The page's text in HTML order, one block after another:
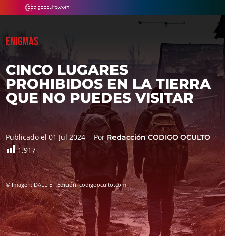
ENIGMAS
CINCO LUGARES
PROHIBIDOS EN LA TIERRA
QUE NO PUEDES VISITAR
Publicado el 01 Jul 2024 Por Redacción CODIGO OCULTO
1.917
© Imagen: DALL-E - Edición: codigooculto.com